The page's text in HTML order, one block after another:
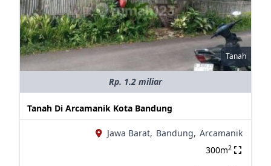
Tanah
Rp. 1.2 miliar
Tanah Di Arcamanik Kota Bandung
Jawa Barat, Bandung, Arcamanik
300m2